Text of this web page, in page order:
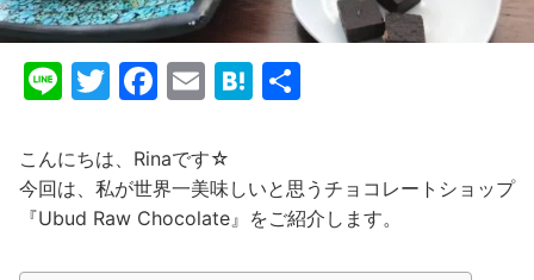
Li
e
T
itt
er
F
c
e
b
E
ai
l
H
n
a
こんにちは、Rinaです☆
今回は、私が世界一美味しいと思うチョコレートショップ
『Ubud Raw Chocolate』をご紹介します。